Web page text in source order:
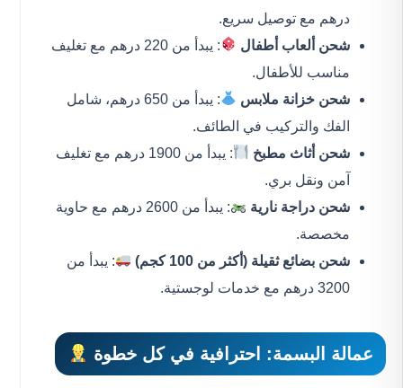
درهم مع توصيل سريع.
شحن ألعاب أطفال
: يبدأ من 220 درهم مع تغليف
مناسب للأطفال.
شحن خزانة ملابس
: يبدأ من 650 درهم، شامل
الفك والتركيب في الطائف.
شحن أثاث مطبخ
: يبدأ من 1900 درهم مع تغليف
آمن ونقل بري.
شحن دراجة نارية
: يبدأ من 2600 درهم مع حاوية
مخصصة.
شحن بضائع ثقيلة (أكثر من 100 كجم)
: يبدأ من
3200 درهم مع خدمات لوجستية.
عمالة البسمة: احترافية في كل خطوة